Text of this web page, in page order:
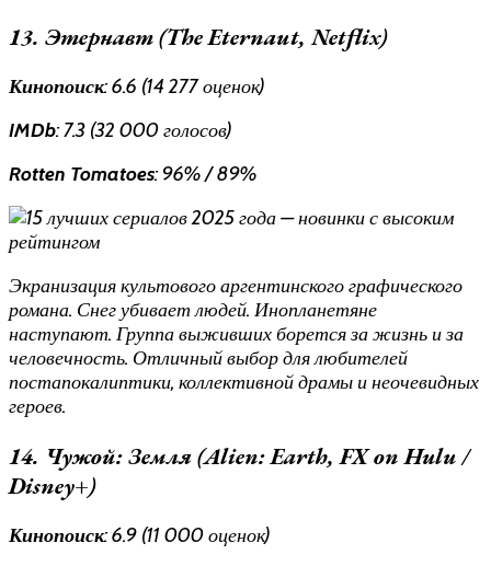
13. Этернавт (The Eternaut, Netflix)
Кинопоиск: 6.6 (14 277 оценок)
IMDb: 7.3 (32 000 голосов)
Rotten Tomatoes: 96% / 89%
Экранизация культового аргентинского графического
романа. Снег убивает людей. Инопланетяне
наступают. Группа выживших борется за жизнь и за
человечность. Отличный выбор для любителей
постапокалиптики, коллективной драмы и неочевидных
героев.
14. Чужой: Земля (Alien: Earth, FX on Hulu /
Disney+)
Кинопоиск: 6.9 (11 000 оценок)